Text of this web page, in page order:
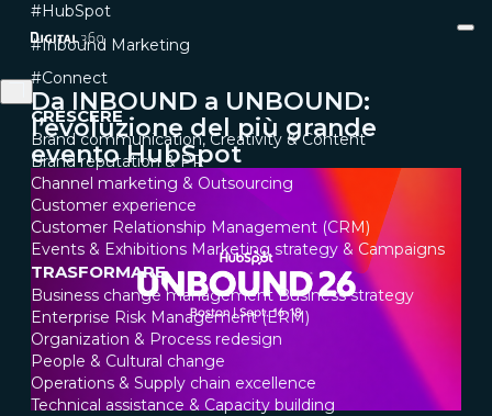
CRESCERE
Brand communication, Creativity & Content
Brand reputation & PR
Channel marketing & Outsourcing
Customer experience
Customer Relationship Management (CRM)
Events & Exhibitions Marketing strategy & Campaigns
TRASFORMARE
Business change management Business strategy
Enterprise Risk Management (ERM)
Organization & Process redesign
People & Cultural change
Operations & Supply chain excellence
Technical assistance & Capacity building
#HubSpot
#Inbound Marketing
#Connect
Da INBOUND a UNBOUND:
l’evoluzione del più grande
evento HubSpot